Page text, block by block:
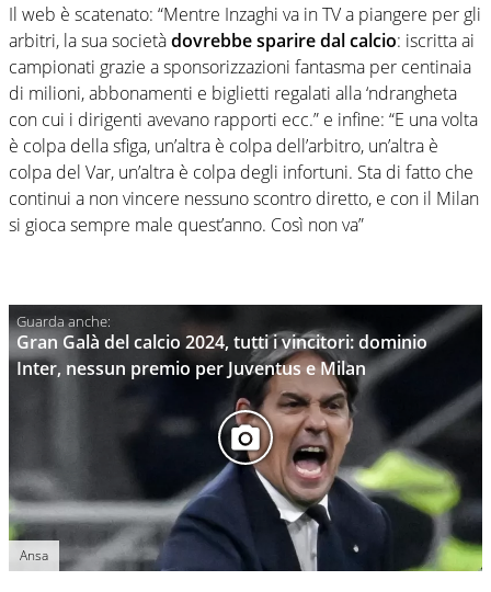
Il web è scatenato: “Mentre Inzaghi va in TV a piangere per gli
arbitri, la sua societàdovrebbe sparire dal calcio: iscritta ai
campionati grazie a sponsorizzazioni fantasma per centinaia
di milioni, abbonamenti e biglietti regalati alla ‘ndrangheta
con cui i dirigenti avevano rapporti ecc.” e infine: “E una volta
è colpa della sfiga, un’altra è colpa dell’arbitro, un’altra è
colpa del Var, un’altra è colpa degli infortuni. Sta di fatto che
continui a non vincere nessuno scontro diretto, e con il Milan
si gioca sempre male quest’anno. Così non va”
Gran Galà del calcio 2024, tutti i vincitori: dominio
Inter, nessun premio per Juventus e Milan
Ansa